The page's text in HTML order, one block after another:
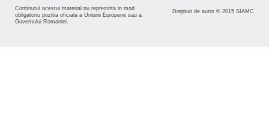
Continutul acestui material nu reprezinta in mod
obligatoriu pozitia oficiala a Uniunii Europene sau a
Guvernului Romaniei.
Drepturi de autor © 2015 SIAMC